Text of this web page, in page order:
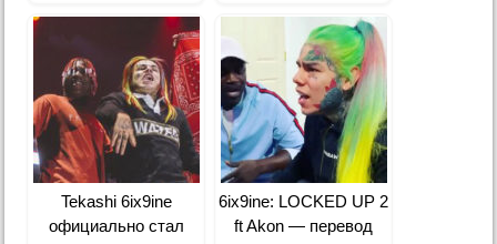
Tekashi 6ix9ine
официально стал
6ix9ine: LOCKED UP 2
ft Akon — перевод